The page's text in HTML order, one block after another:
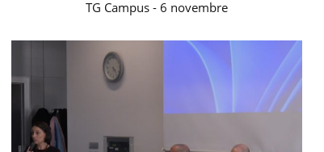
TG Campus - 6 novembre